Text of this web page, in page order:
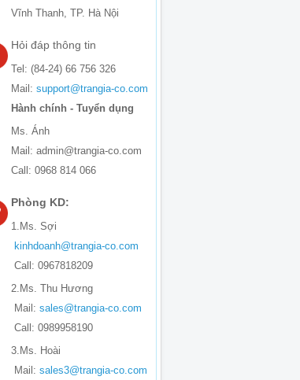
Vĩnh Thanh, TP. Hà Nội
Hỏi đáp thông tin
Tel: (84-24) 66 756 326
Mail: support@trangia-co.com
Hành chính - Tuyển dụng
Ms. Ánh
Mail: admin@trangia-co.com
Call: 0968 814 066
Phòng KD:
1.Ms. Sợi
kinhdoanh@trangia-co.com
Call: 0967818209
2.Ms. Thu Hương
Mail: sales@trangia-co.com
Call: 0989958190
3.Ms. Hoài
Mail: sales3@trangia-co.com